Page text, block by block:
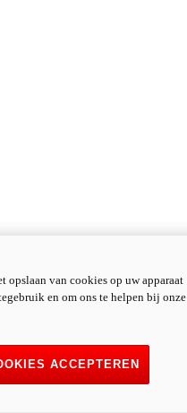
opslaan van cookies op uw apparaat
en om ons te helpen bij onze
ACCEPTEREN